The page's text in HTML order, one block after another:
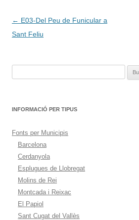
Navegación
de
← E03-Del Peu de Funicular a
Sant Feliu
INFORMACIÓ PER TIPUS
Fonts per Municipis
Barcelona
Cerdanyola
Esplugues de Llobregat
Molins de Rei
Montcada i Reixac
El Papiol
Sant Cugat del Vallès